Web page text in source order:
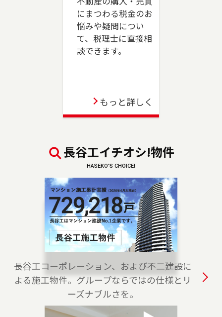
売却、ご購入をご検討の方は、是非ご相談くだ
さい。フリーダイアル（0120-039-845）よりお
のお住まいのご売却、 ご購入をご検討の方は、
是非ご相談ください。 フリーダイアル（0120-
2023-04-06
板橋店が移転のうえ、池袋センターとしてオープ
ンしました。豊島区・板橋区・文京区のお住ま
いのご売却、 ご購入をご検討の方は、是非ご相
談ください。 フリーダイアル（0120-875-101）
よりお気軽にどうぞ！
2023-04-01
白金高輪センターをオープンしました。港区・
渋谷区・目黒区でお住まいのご売却、 ご購入を
ご検討の方は、是非ご相談ください。 フリーダ
イアル（0120-875-170）よりお気軽にどうぞ！
2023-04-01
にまつわる税金のお
悩みや疑問につい
て、税理士に直接相
談できます。
もっと詳しく
長谷工イチオシ!物件
HASEKO’S CHOICE!
長谷工コーポレーション、および不二建設に
よる施工物件。グループならではの仕様とリ
ーズナブルさを。